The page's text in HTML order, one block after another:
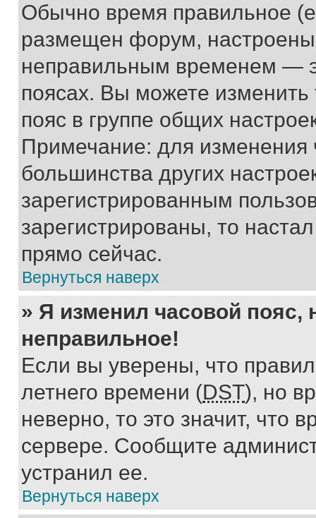
Обычно время правильное
размещен форум, настроены
неправильным временем —
поясах. Вы можете изменить
пояс в группе общих
Примечание: для изменения
большинства других
зарегистрированным
зарегистрированы, то
прямо сейчас.
Вернуться наверх
» Я изменил часовой пояс,
неправильное!
Если вы уверены, что
летнего времени (DST), но
неверно, то это значит, что
сервере. Сообщите
устранил ее.
Вернуться наверх